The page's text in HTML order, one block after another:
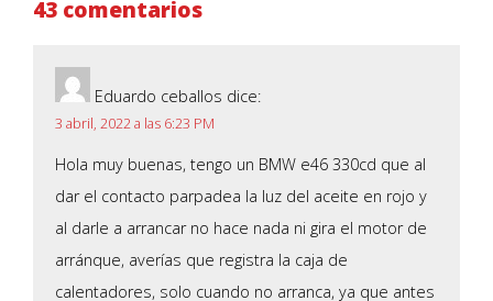
43 comentarios
Eduardo ceballos dice:
3 abril, 2022 a las 6:23 PM
Hola muy buenas, tengo un BMW e46 330cd que al
dar el contacto parpadea la luz del aceite en rojo y
al darle a arrancar no hace nada ni gira el motor de
arránque, averías que registra la caja de
calentadores, solo cuando no arranca, ya que antes